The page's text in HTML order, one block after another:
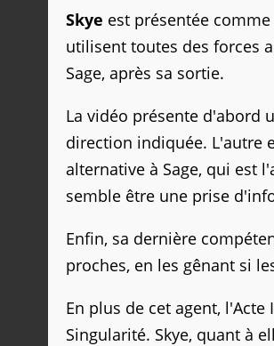
Skye est présentée
utilisent toutes des forces
Sage, après sa sortie.
La vidéo présente d'abord
direction indiquée. L'autre
alternative à Sage, qui est
semble être une prise
Enfin, sa dernière
proches, en les gênant si
En plus de cet agent, l'Acte
Singularité. Skye, quant à